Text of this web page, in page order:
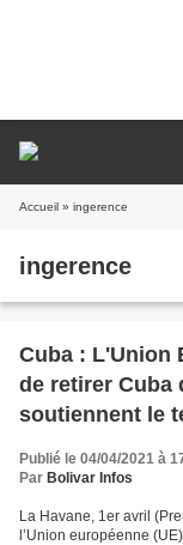
Accueil » ingerence
ingerence
Cuba : L'Union
de retirer Cuba
soutiennent le
Publié le 04/04/2021 à
Par Bolivar Infos
La Havane, 1er avril
l’Union européenne